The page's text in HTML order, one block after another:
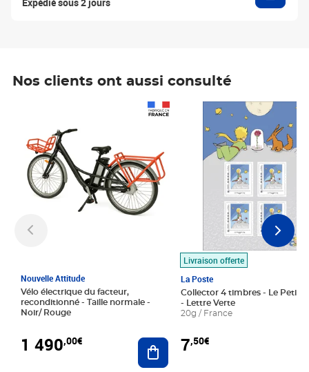
Nos clients ont aussi consulté
Nouvelle Attitude
Vélo électrique du facteur,
reconditionné - Taille normale -
Noir/ Rouge
1 490,00€ Ajouter au panier
Livraison offerte
La Poste
Collector 4 timbres - Le Petit
- Lettre Verte
20g / France
7,50€
Prix 7,50€